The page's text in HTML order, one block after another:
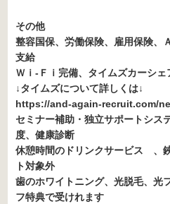
その他
整容国保、労働保険、雇用保険、
支給
Ｗｉ-Ｆｉ完備、タイムズカーシェ
↓タイムズについて詳しくは↓
https://and-again-recruit.com/
セミナー補助・独立サポートシス
度、健康診断
休憩時間のドリンクサービス 、
ト対象外
歯のホワイトニング、光脱毛、光
フ特典で受けれます